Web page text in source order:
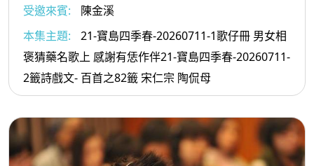
受邀來賓:
陳金溪
本集主題:
21-寶島四季春-20260711-1歌仔冊 男女相
褒猜藥名歌上 感謝有恁作伴21-寶島四季春-20260711-
2籤詩戲文- 百首之82籤 宋仁宗 陶侃母